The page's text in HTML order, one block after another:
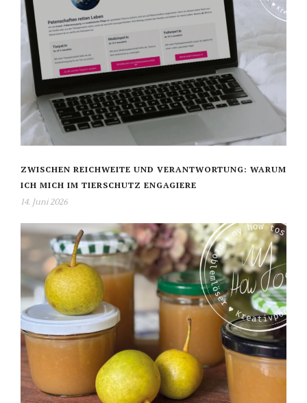
ZWISCHEN REICHWEITE UND VERANTWORTUNG: WARUM
ICH MICH IM TIERSCHUTZ ENGAGIERE
14. Juni 2026